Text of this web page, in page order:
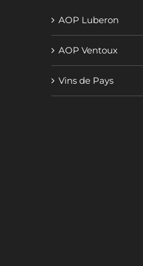
AOP Luberon
AOP Ventoux
Vins de Pays